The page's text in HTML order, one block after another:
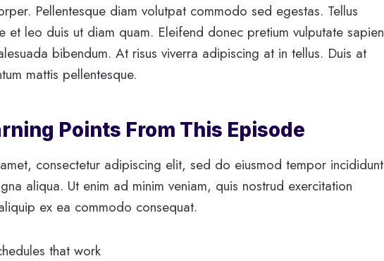
Pellentesque diam volutpat commodo sed egestas. Tellus
et leo duis ut diam quam. Eleifend donec pretium vulputate sapien
bibendum. At risus viverra adipiscing at in tellus. Duis at
mattis pellentesque.
Points From This Episode
consectetur adipiscing elit, sed do eiusmod tempor incididunt
aliqua. Ut enim ad minim veniam, quis nostrud exercitation
ex ea commodo consequat.
that work